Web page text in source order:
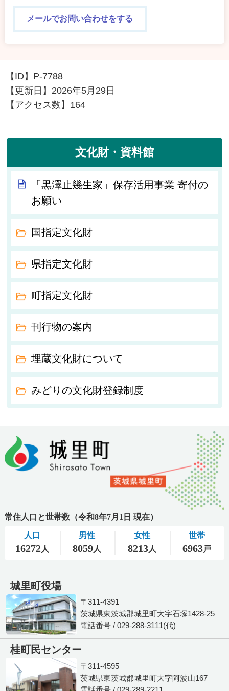
メールでお問い合わせをする
【ID】 P-7788
【更新日】 2026年5月29日
【アクセス数】 164
文化財・資料館
「黒澤止幾生家」保存活用事業 寄付の
お願い
国指定文化財
県指定文化財
町指定文化財
刊行物の案内
埋蔵文化財について
みどりの文化財登録制度
城里町役場
〒311-4391
茨城県東茨城郡城里町大字石塚1428-25
電話番号 / 029-288-3111(代)
桂町民センター
〒311-4595
茨城県東茨城郡城里町大字阿波山167